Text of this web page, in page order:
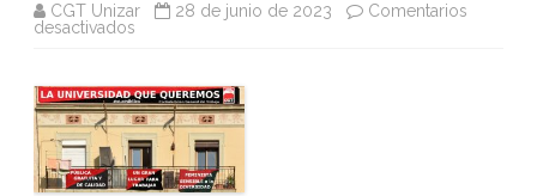
CGT Unizar 28 de junio de 2023
Comentarios
desactivados
La
carrera
académica
con
LOSU